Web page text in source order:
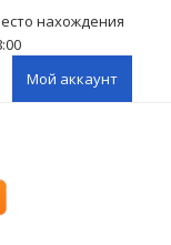
нахождения
Мой аккаунт